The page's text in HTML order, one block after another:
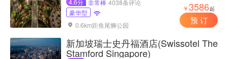
4.6分 非常棒 4038条评论
豪华型

 0.6km距鱼尾狮公园
￥3586起
预 订
新加坡瑞士史丹福酒店(Swissotel The
Stamford Singapore)